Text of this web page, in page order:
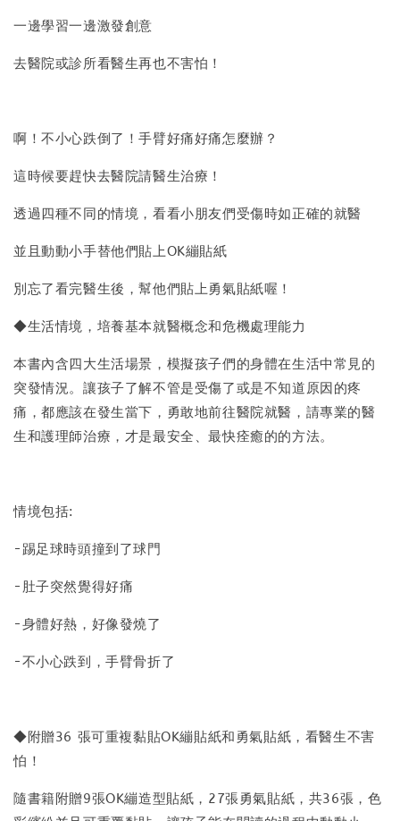
一邊學習一邊激發創意
去醫院或診所看醫生再也不害怕！
啊！不小心跌倒了！手臂好痛好痛怎麼辦？
這時候要趕快去醫院請醫生治療！
透過四種不同的情境，看看小朋友們受傷時如正確的就醫
並且動動小手替他們貼上OK繃貼紙
別忘了看完醫生後，幫他們貼上勇氣貼紙喔！
◆生活情境，培養基本就醫概念和危機處理能力
本書內含四大生活場景，模擬孩子們的身體在生活中常見的
突發情況。讓孩子了解不管是受傷了或是不知道原因的疼
痛，都應該在發生當下，勇敢地前往醫院就醫，請專業的醫
生和護理師治療，才是最安全、最快痊癒的的方法。
情境包括:
-踢足球時頭撞到了球門
-肚子突然覺得好痛
-身體好熱，好像發燒了
-不小心跌到，手臂骨折了
◆附贈36 張可重複黏貼OK繃貼紙和勇氣貼紙，看醫生不害
怕！
隨書籍附贈9張OK繃造型貼紙，27張勇氣貼紙，共36張，色